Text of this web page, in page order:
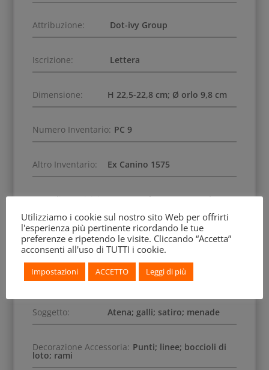
Attribuzione: Dot-ivy Group
Iscrizione: Lettera
Dimensione: H 22,5-22,8 cm; Ø orlo 9,8 cm
Numero Inventario: PC 9
Altro Inventario: Ex Canino 1575
Data di Acquisizione: settembre 1839, acquisto
Precedenti Collezioni: Collezione Bonaparte
Scena: Guerra; dionisiaca
Soggetto: Atena; galli; satiro; menade
Decorazione Accessoria: Punti; linee; boccioli di
loto; rami
Utilizziamo i cookie sul nostro sito Web per offrirti
l'esperienza più pertinente ricordando le tue
preferenze e ripetendo le visite. Cliccando “Accetta”
acconsenti all'uso di TUTTI i cookie.
Impostazioni ACCETTO Leggi di più